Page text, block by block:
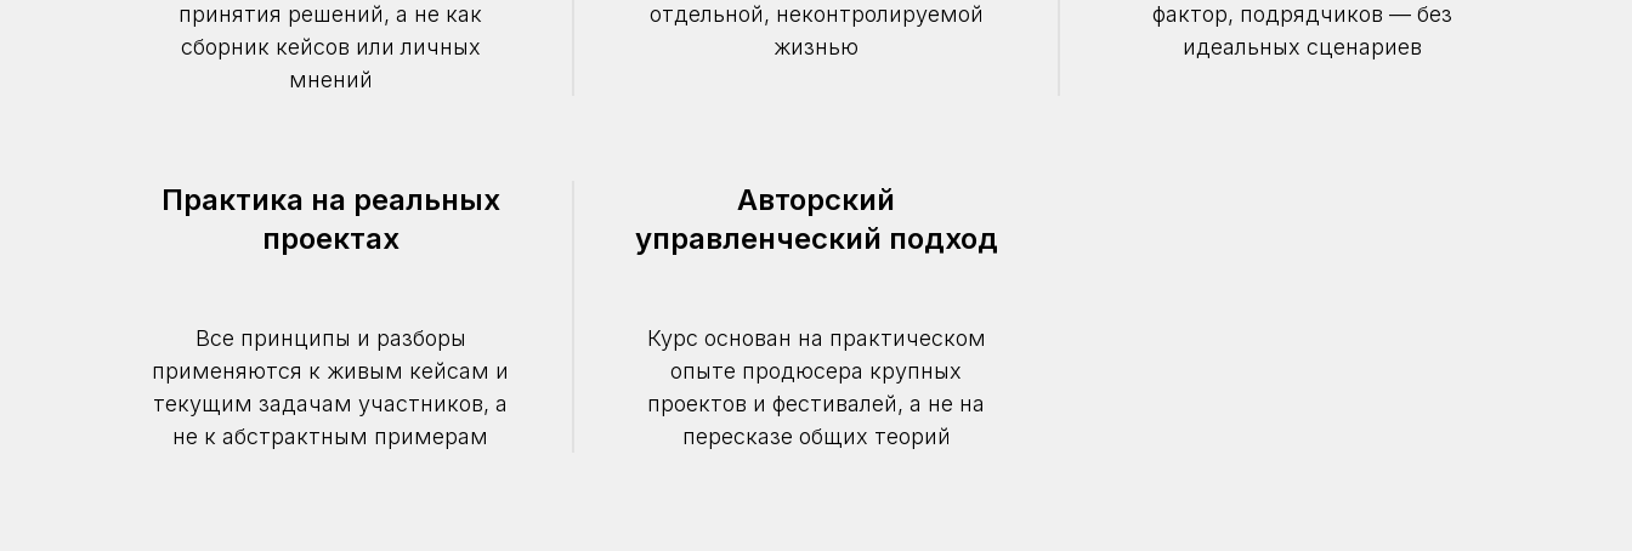
принятия решений, а не как
сборник кейсов или личных
мнений
отдельной, неконтролируемой
жизнью
фактор, подрядчиков — без
идеальных сценариев
Практика на реальных
проектах
Все принципы и разборы
применяются к живым кейсам и
текущим задачам участников, а
не к абстрактным примерам
Авторский
управленческий подход
Курс основан на практическом
опыте продюсера крупных
проектов и фестивалей, а не на
пересказе общих теорий